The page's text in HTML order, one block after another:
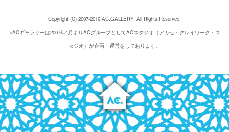
Copyright (C) 2007-2019 AC,GALLERY. All Rights Reserved.
※ACギャラリーは2007年4月よりACグループとしてACスタジオ（アカセ・クレイワーク・ス
タジオ）が企画・運営をしております。